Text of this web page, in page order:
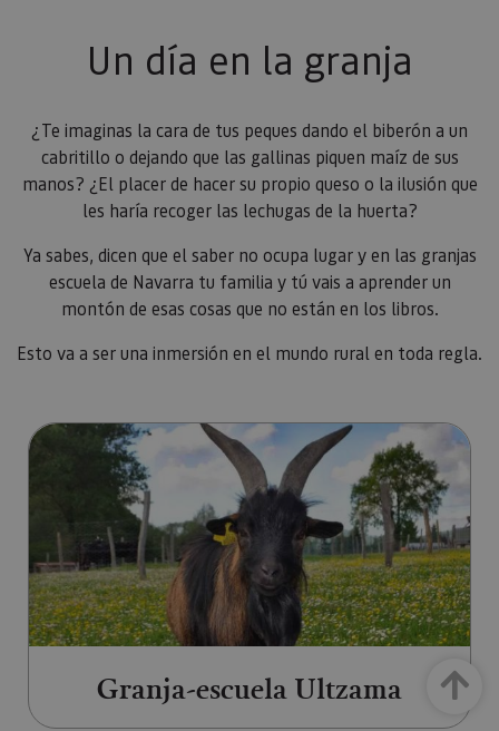
Un día en la granja
¿Te imaginas la cara de tus peques dando el biberón a un
cabritillo o dejando que las gallinas piquen maíz de sus
manos? ¿El placer de hacer su propio queso o la ilusión que
les haría recoger las lechugas de la huerta?
Ya sabes, dicen que el saber no ocupa lugar y en las granjas
escuela de Navarra tu familia y tú vais a aprender un
montón de esas cosas que no están en los libros.
Esto va a ser una inmersión en el mundo rural en toda regla.
Ir a Granja-escuela Ultzama
Granja-escuela Ultzama Arriba